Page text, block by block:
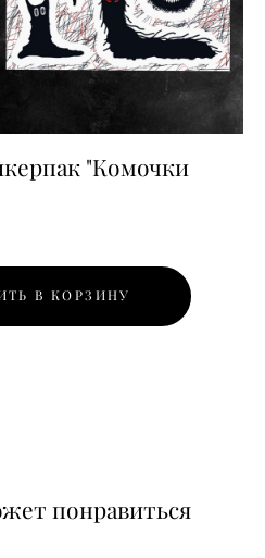
"Комочки
В КОРЗИНУ
понравиться